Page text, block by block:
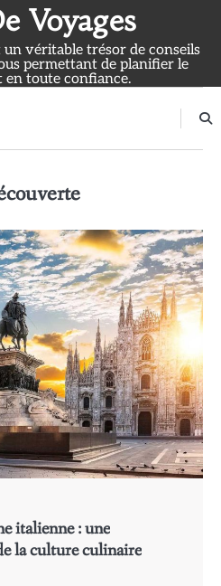
Voyages
véritable trésor de conseils
permettant de planifier le
en toute confiance.
italienne : une
la culture culinaire